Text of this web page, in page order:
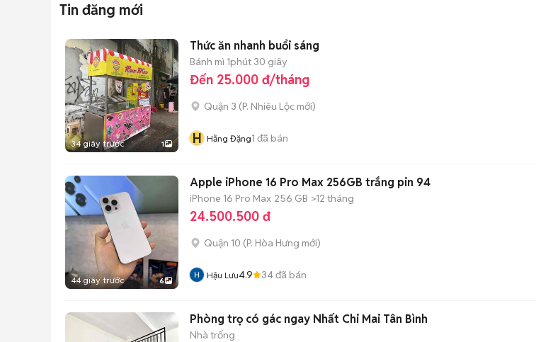
Tin đăng mới
34 giây trước 1
Thức ăn nhanh buổi sáng
Bánh mì 1phút 30 giây
Đến 25.000 đ/tháng
Quận 3 (P. Nhiêu Lộc mới)
H Hằng Đặng1 đã bán
44 giây trước 6
Apple iPhone 16 Pro Max 256GB trắng pin 94
iPhone 16 Pro Max 256 GB >12 tháng
24.500.500 đ
Quận 10 (P. Hòa Hưng mới)
Hậu Lưu4.9 34đã bán
Phòng trọ có gác ngay Nhất Chi Mai Tân Bình
Nhà trống